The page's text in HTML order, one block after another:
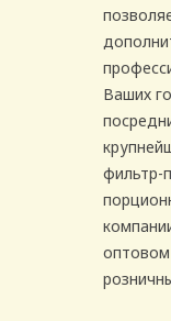
Ваших
фильтр-